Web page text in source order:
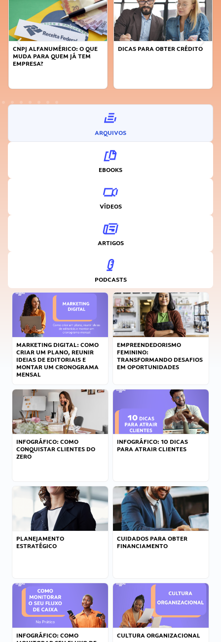
CNPJ ALFANUMÉRICO: O QUE
MUDA PARA QUEM JÁ TEM
EMPRESA?
DICAS PARA OBTER CRÉDITO
ARQUIVOS
EBOOKS
VÍDEOS
ARTIGOS
PODCASTS
MARKETING DIGITAL: COMO
CRIAR UM PLANO, REUNIR
IDEIAS DE EDITORIAIS E
MONTAR UM CRONOGRAMA
MENSAL
EMPREENDEDORISMO
FEMININO:
TRANSFORMANDO DESAFIOS
EM OPORTUNIDADES
INFOGRÁFICO: COMO
CONQUISTAR CLIENTES DO
ZERO
INFOGRÁFICO: 10 DICAS
PARA ATRAIR CLIENTES
PLANEJAMENTO
ESTRATÉGICO
CUIDADOS PARA OBTER
FINANCIAMENTO
INFOGRÁFICO: COMO
CULTURA ORGANIZACIONAL